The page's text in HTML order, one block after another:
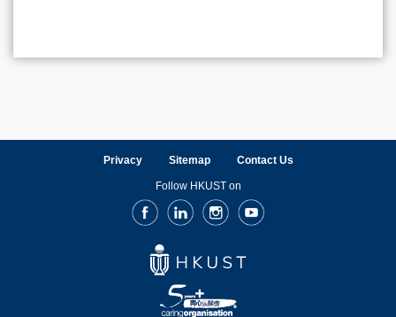
Privacy Sitemap Contact Us
Follow HKUST on
FacebookLinkedInInstagramYoutube